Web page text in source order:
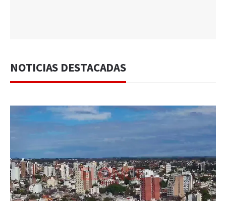
NOTICIAS DESTACADAS